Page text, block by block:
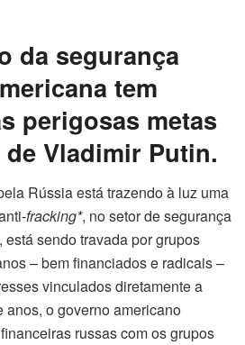
da segurança
tem
perigosas metas
Vladimir Putin.
Rússia está trazendo à luz uma
fracking*, no setor de segurança
sendo travada por grupos
– bem financiados e radicais –
vinculados diretamente a
o governo americano
russas com os grupos